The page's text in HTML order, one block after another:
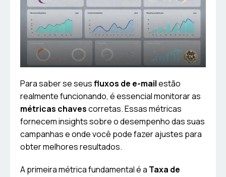
Para saber se seusfluxos de e-mailestão
realmente funcionando, é essencial monitorar as
métricas chavescorretas. Essas métricas
fornecem insights sobre o desempenho das suas
campanhas e onde você pode fazer ajustes para
obter melhores resultados.
A primeira métrica fundamental é a Taxa de